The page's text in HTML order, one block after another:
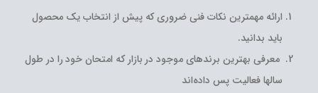
ارائه مهمترین نکات فنی ضروری که پیش از انتخاب یک محصول
باید بدانید.
معرفی بهترین برندهای موجود در بازار که امتحان خود را در طول
سالها فعالیت پس داده‌اند